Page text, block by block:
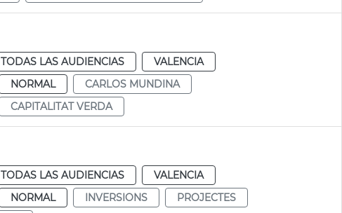
TODAS LAS AUDIENCIAS
VALENCIA
NORMAL
CARLOS MUNDINA
CAPITALITAT VERDA
TODAS LAS AUDIENCIAS
VALENCIA
NORMAL INVERSIONS
PROJECTES